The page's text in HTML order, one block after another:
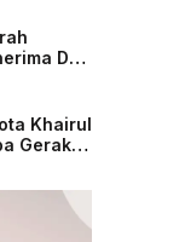
DAK
Khairul
Gerak